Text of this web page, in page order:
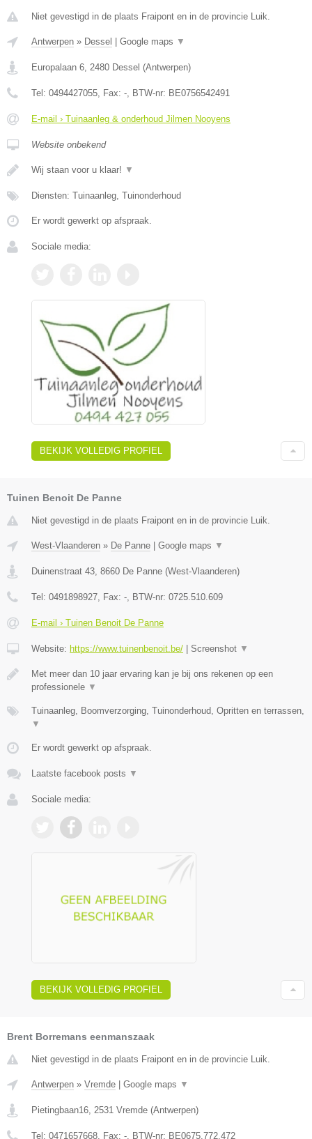
Niet gevestigd in de plaats Fraipont en in de provincie Luik.
Antwerpen » Dessel Google maps ▼
Europalaan 6 2480 Dessel (Antwerpen)
Tel: 0494427055 , Fax: - , BTW-nr: BE0756542491
E-mail › Tuinaanleg & onderhoud Jilmen Nooyens
Website onbekend
Wij staan voor u klaar! ▼
Diensten: Tuinaanleg, Tuinonderhoud
Er wordt gewerkt op afspraak.
Sociale media:
BEKIJK VOLLEDIG PROFIEL
Tuinen Benoit De Panne
Niet gevestigd in de plaats Fraipont en in de provincie Luik.
West-Vlaanderen » De Panne Google maps ▼
Duinenstraat 43, 8660 De Panne (West-Vlaanderen)
Tel: 0491898927, Fax: -, BTW-nr: 0725.510.609
E-mail › Tuinen Benoit De Panne
Website: https://www.tuinenbenoit.be/ Screenshot ▼
Met meer dan 10 jaar ervaring kan je bij ons rekenen op een
professionele ▼
Tuinaanleg, Boomverzorging, Tuinonderhoud, Opritten en terrassen,
▼
Er wordt gewerkt op afspraak.
Laatste facebook posts ▼
Sociale media:
BEKIJK VOLLEDIG PROFIEL
Brent Borremans eenmanszaak
Niet gevestigd in de plaats Fraipont en in de provincie Luik.
Antwerpen » Vremde Google maps ▼
Pietingbaan16, 2531 Vremde (Antwerpen)
Tel: 0471657668, Fax: -, BTW-nr: BE0675.772.472